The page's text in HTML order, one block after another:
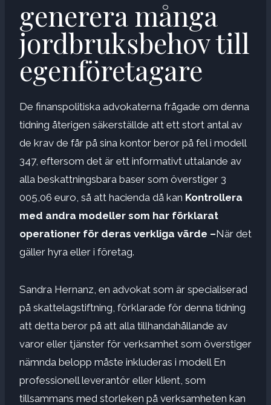
generera många
jordbruksbehov till
egenföretagare
De finanspolitiska advokaterna frågade om denna
tidning återigen säkerställde att ett stort antal av
de krav de får på sina kontor beror på fel i modell
347, eftersom det är ett informativt uttalande av
alla beskattningsbara baser som överstiger 3
005,06 euro, så att hacienda då kan Kontrollera
med andra modeller som har förklarat
operationer för deras verkliga värde –När det
gäller hyra eller i företag.
Sandra Hernanz, en advokat som är specialiserad
på skattelagstiftning, förklarade för denna tidning
att detta beror på att alla tillhandahållande av
varor eller tjänster för verksamhet som överstiger
nämnda belopp måste inkluderas i modell En
professionell leverantör eller klient, som
tillsammans med storleken på verksamheten kan